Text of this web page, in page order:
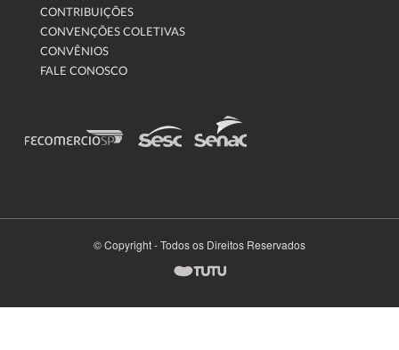
CONTRIBUIÇÕES
CONVENÇÕES COLETIVAS
CONVÊNIOS
FALE CONOSCO
© Copyright - Todos os Direitos Reservados